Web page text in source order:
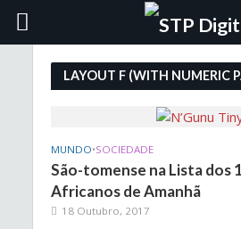
LAYOUT F (WITH NUMERIC
MUNDO•SOCIEDADE
São-tomense na Lista dos
Africanos de Amanhã
18 Outubro, 2017